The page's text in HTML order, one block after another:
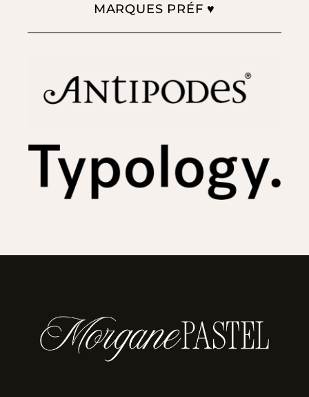
MARQUES PRÉF ♥